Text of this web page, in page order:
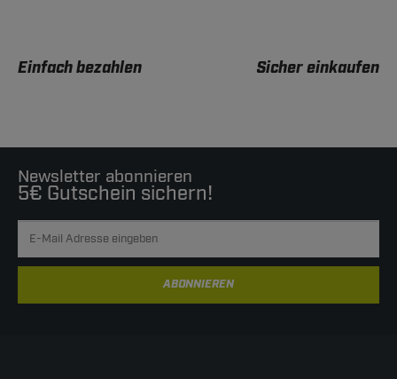
Einfach bezahlen Sicher einkaufen
Newsletter abonnieren
5€ Gutschein sichern!
ABONNIEREN